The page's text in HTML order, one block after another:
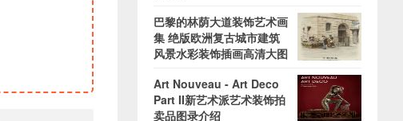
巴黎的林荫大道装饰艺术画
集 绝版欧洲复古城市建筑
风景水彩装饰插画高清大图
Art Nouveau - Art Deco
Part II新艺术派艺术装饰拍
卖品图录介绍